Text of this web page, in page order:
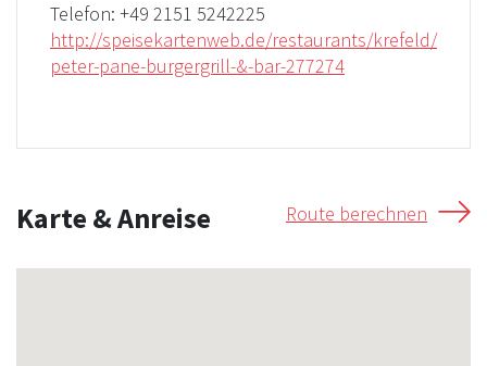
Telefon: +49 2151 5242225
http://speisekartenweb.de/restaurants/krefeld/
peter-pane-burgergrill-&-bar-277274
Karte & Anreise Route berechnen